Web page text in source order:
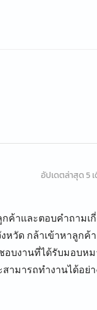
อัปเดตล่าสุด 5
ค้าและตอบคำถามเ
หวัด กล้าเข้าหาลูกค้
อบงานที่ได้รับมอบหม
ามารถทำงานได้อ